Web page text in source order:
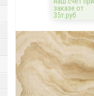
заказе от
35т.руб